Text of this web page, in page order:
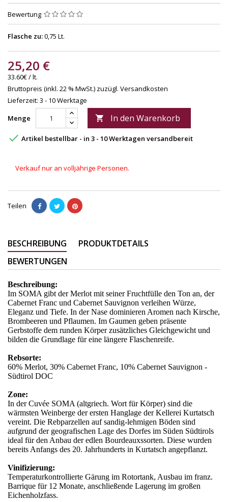
Bewertung
Flasche zu:0,75 Lt.
25,20 €
33.60€ / lt.
Bruttopreis (inkl. 22 % MwSt.) zuzügl. Versandkosten
Lieferzeit: 3 - 10 Werktage
Menge
 In den Warenkorb
 Artikel bestellbar - in 3 - 10 Werktagen versandbereit
Verkauf nur an volljährige Personen.
Teilen
BESCHREIBUNG
PRODUKTDETAILS
BEWERTUNGEN
Beschreibung:
Im SOMA gibt der Merlot mit seiner Fruchtfülle den Ton an, der
Cabernet Franc und Cabernet Sauvignon verleihen Würze,
Eleganz und Tiefe. In der Nase dominieren Aromen nach Kirsche,
Brombeeren und Pflaumen. Im Gaumen geben präsente
Gerbstoffe dem runden Körper zusätzliches Gleichgewicht und
bilden die Grundlage für eine längere Flaschenreife.
Rebsorte:
60% Merlot, 30% Cabernet Franc, 10% Cabernet Sauvignon -
Südtirol DOC
Zone:
In der Cuvée SOMA (altgriech. Wort für Körper) sind die
wärmsten Weinberge der ersten Hanglage der Kellerei Kurtatsch
vereint. Die Rebparzellen auf sandig-lehmigen Böden sind
aufgrund der geografischen Lage des Dorfes im Süden Südtirols
ideal für den Anbau der edlen Bourdeauxssorten. Diese wurden
bereits Anfangs des 20. Jahrhunderts in Kurtatsch angepflanzt.
Vinifizierung:
Temperaturkontrollierte Gärung im Rotortank, Ausbau im franz.
Barrique für 12 Monate, anschließende Lagerung im großen
Eichenholzfass.